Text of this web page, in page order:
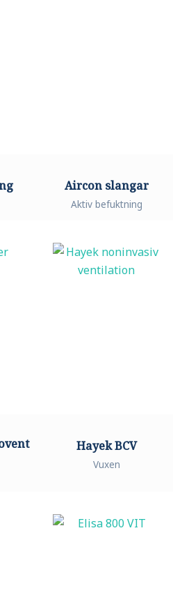
Aircon slangar
Aktiv befuktning
Hayek BCV
Vuxen